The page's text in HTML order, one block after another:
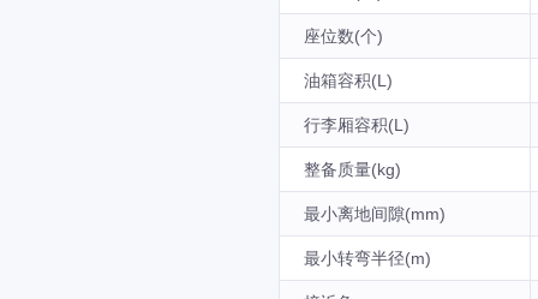
座位数(个)
油箱容积(L)
行李厢容积(L)
整备质量(kg)
最小离地间隙(mm)
最小转弯半径(m)